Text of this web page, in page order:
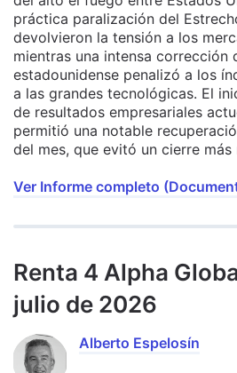
práctica paralización del
devolvieron la tensión a los
mientras una intensa
estadounidense penalizó a los
a las grandes tecnológicas. El
de resultados empresariales
permitió una notable
del mes, que evitó un cierre más
Ver Informe completo
Renta 4 Alpha
julio de 2026
Alberto Espelosín